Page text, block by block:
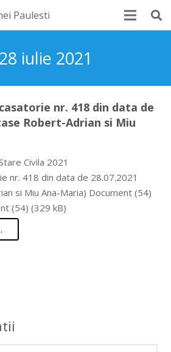
Paulesti
28 iulie 2021
nr. 418 din data de
Robert-Adrian si Miu
Civila 2021
nr. 418 din data de 28.07.2021
si Miu Ana-Maria) Document (54)
(54) (329 kB)